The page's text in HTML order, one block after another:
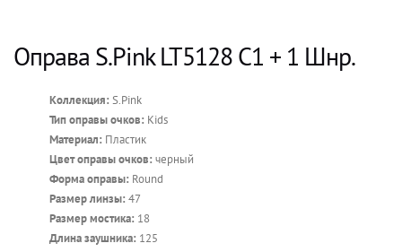
Оправа S.Pink LT5128 C1 + 1 Шнр.
Коллекция: S.Pink
Тип оправы очков: Kids
Материал: Пластик
Цвет оправы очков: черный
Форма оправы: Round
Размер линзы: 47
Размер мостика: 18
Длина заушника: 125